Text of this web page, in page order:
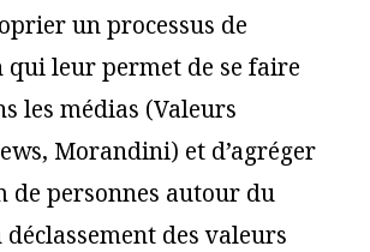
un processus de
leur permet de se faire
les médias (Valeurs
Morandini) et d’agréger
de personnes autour du
déclassement des valeurs